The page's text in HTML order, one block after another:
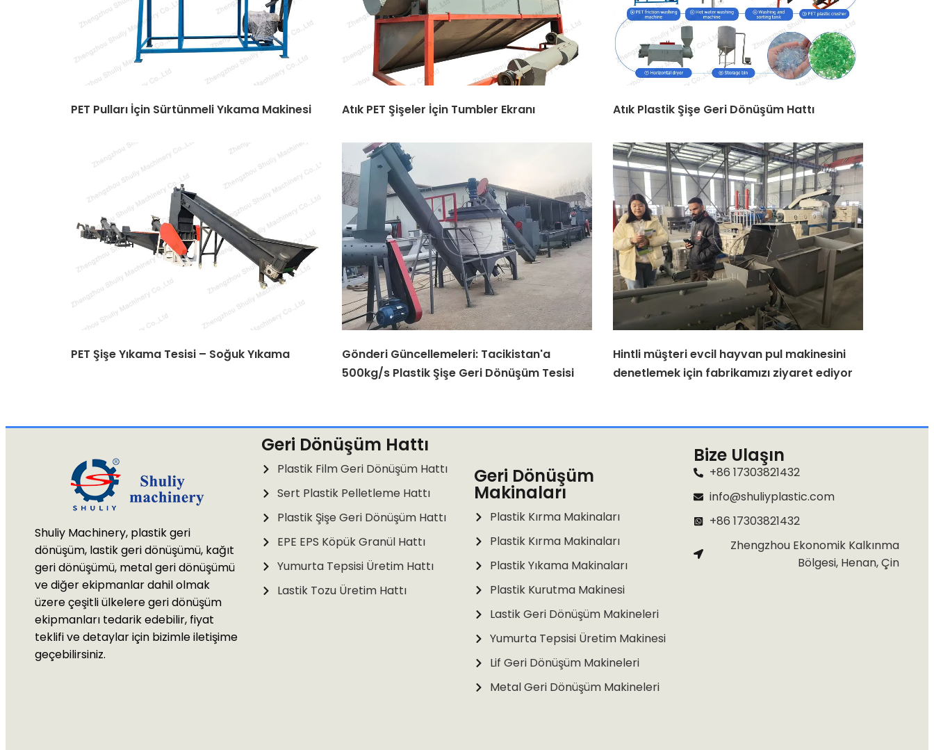
PET Pulları İçin Sürtünmeli Yıkama Makinesi Atık PET Şişeler İçin Tumbler Ekranı Atık Plastik Şişe Geri Dönüşüm Hattı
PET Şişe Yıkama Tesisi – Soğuk Yıkama
Gönderi Güncellemeleri: Tacikistan'a
500kg/s Plastik Şişe Geri Dönüşüm Tesisi
Hintli müşteri evcil hayvan pul makinesini
denetlemek için fabrikamızı ziyaret ediyor
Shuliy Machinery, plastik geri
dönüşüm, lastik geri dönüşümü, kağıt
geri dönüşümü, metal geri dönüşümü
ve diğer ekipmanlar dahil olmak
üzere çeşitli ülkelere geri dönüşüm
ekipmanları tedarik edebilir, fiyat
teklifi ve detaylar için bizimle iletişime
geçebilirsiniz.
Geri Dönüşüm Hattı
Plastik Film Geri Dönüşüm Hattı
Sert Plastik Pelletleme Hattı
Plastik Şişe Geri Dönüşüm Hattı
EPE EPS Köpük Granül Hattı
Yumurta Tepsisi Üretim Hattı
Lastik Tozu Üretim Hattı
Geri Dönüşüm
Makinaları
Plastik Kırma Makinaları
Plastik Kırma Makinaları
Plastik Yıkama Makinaları
Plastik Kurutma Makinesi
Lastik Geri Dönüşüm Makineleri
Yumurta Tepsisi Üretim Makinesi
Lif Geri Dönüşüm Makineleri
Metal Geri Dönüşüm Makineleri
Bize Ulaşın
+86 17303821432
info@shuliyplastic.com
+86 17303821432
Zhengzhou Ekonomik Kalkınma
Bölgesi, Henan, Çin